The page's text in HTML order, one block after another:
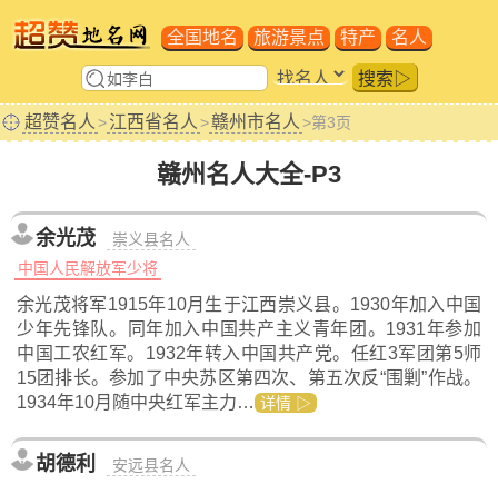
全国地名 旅游景点 特产 名人
搜索▷
超赞名人 >江西省名人 >赣州市名人 >第3页
赣州名人大全-P3
余光茂
崇义县名人
中国人民解放军少将
余光茂将军1915年10月生于江西崇义县。1930年加入中国
少年先锋队。同年加入中国共产主义青年团。1931年参加
中国工农红军。1932年转入中国共产党。任红3军团第5师
15团排长。参加了中央苏区第四次、第五次反“围剿”作战。
1934年10月随中央红军主力… 详情 ▷
胡德利
安远县名人